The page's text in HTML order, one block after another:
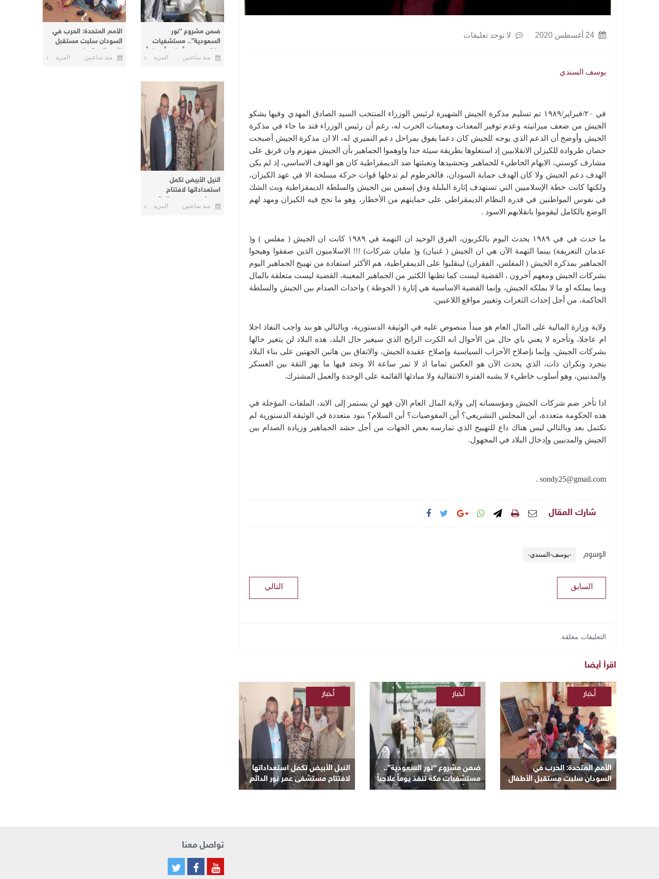
لا توجد تعليقات
يوسف السندي
في ٢٠/فبراير/١٩٨٩ تم تسليم مذكرة الجيش الشهيرة لرئيس الوزراء المنتخب السيد الصادق المهدي وفيها يشكو
الجيش من ضعف ميزانيته وعدم توفير المعدات ومعينات الحرب له، رغم أن رئيس الوزراء فند ما جاء في مذكرة
الجيش وأوضح أن الدعم الذي يوجه للجيش كان دعما يفوق بمراحل دعم النميري له، الا ان مذكرة الجيش أصبحت
حصان طروادة للكيزلن الانقلابيين إذ استغلوها بطريقة سيئة جدا واوهموا الجماهير بأن الجيش منهزم وان قرنق على
مشارف كوستي، الايهام الخاطيء للجماهير وتحشيدها وتعبئتها ضد الديمقراطية كان هو الهدف الاساسي، إذ لم يكن
الهدف دعم الجيش ولا كان الهدف حماية السودان، فالخرطوم لم تدخلها قوات حركة مسلحة الا في عهد الكيزان،
ولكنها كانت خطة الإسلاميين التي تستهدف إثارة البلبلة ودق إسفين بين الجيش والسلطة الديمقراطية وبث الشك
في نفوس المواطنين في قدرة النظام الديمقراطي على حمايتهم من الأخطار، وهو ما نجح فيه الكيزان ومهد لهم
الوضع بالكامل ليقوموا بانقلابهم الاسود .
ما حدث في في ١٩٨٩ يحدث اليوم بالكربون، الفرق الوحيد ان التهمة في ١٩٨٩ كانت ان الجيش ( مفلس ) و(
عدمان التعريفة) بينما التهمة الآن هي ان الجيش ( غنيان) و( مليان شركات) !!! الاسلاميون الذين صفقوا وهيجوا
الجماهير بمذكرة الجيش ( المفلس، الفقران) لينقلبوا على الديمقراطية، هم الأكثر استفادة من تهييج الجماهير اليوم
بشركات الجيش ومعهم آخرون ، القضية ليست كما تظنها الكثير من الجماهير المغيبة، القضية ليست متعلقة بالمال
وبما يملكه او ما لا يملكه الجيش، وإنما القضية الاساسية هي إثارة ( الجوطة ) واحداث الصدام بين الجيش والسلطة
الحاكمة، من أجل إحداث الثغرات وتغيير مواقع اللاعبين.
ولاية وزارة المالية على المال العام هو مبدأ منصوص عليه في الوثيقة الدستورية، وبالتالي هو بند واجب النفاذ اجلا
ام عاجلا، وتأخره لا يعني باي حال من الأحوال انه الكرت الرابح الذي سيغير حال البلد، هذه البلاد لن يتغير حالها
بشركات الجيش، وإنما بإصلاح الأحزاب السياسية وإصلاح عقيدة الجيش، والاتفاق بين هاتين الجهتين على بناء البلاد
بتجرد ونكران ذات، الذي يحدث الآن هو العكس تماما اذ لا تمر ساعة الا وتجد فيها ما يهز الثقة بين العسكر
والمدنيين، وهو أسلوب خاطيء لا يشبه الفترة الانتقالية ولا مبادئها القائمة على الوحدة والعمل المشترك.
اذا تأخر ضم شركات الجيش ومؤسساته إلى ولاية المال العام الآن فهو لن يستمر إلى الابد، الملفات المؤجلة في
هذه الحكومة متعددة، أين المجلس التشريعي؟ أين المفوضيات؟ أين السلام؟ بنود متعددة في الوثيقة الدستورية لم
تكتمل بعد وبالتالي ليس هناك داع للتهييج الذي تمارسه بعض الجهات من أجل حشد الجماهير وزيادة الصدام بين
الجيش والمدنيين وإدخال البلاد في المجهول.
sondy25@gmail.com .
شارك المقال
الوسوم -يوسف-السندي-
التالي السابق
التعليقات مغلقة.
اقرأ أيضا
الأمم المتحدة: الحرب في
السودان سلبت مستقبل الأطفال
و8 ملايين منهم خارج المدارس
أخبار
/
السودانية
ضمن مشروع “نور السعودية”..
مستشفيات مكة تنفذ يوماً علاجياً
مجانياً بأم درمان وتعلن يوماً آخر
أخبار
السودانية
النيل الأبيض تكمل استعداداتها
لافتتاح مستشفى عمر نور الدائم
بمنطقة نعيمة اليوم
أخبار
/
السودانية
ضمن مشروع “نور
السعودية”.. مستشفيات
مكة تنفذ يوماً علاجياً مجانياً
بأم درمان وتعلن يوماً آخر
منذ ساعتين المزيد
الأمم المتحدة: الحرب في
السودان سلبت مستقبل
الأطفال و8 ملايين منهم
خارج المدارس
منذ ساعتين المزيد
النيل الأبيض تكمل
استعداداتها لافتتاح
مستشفى عمر نور الدائم
بمنطقة نعيمة اليوم
منذ ساعتين المزيد
تواصل معنا